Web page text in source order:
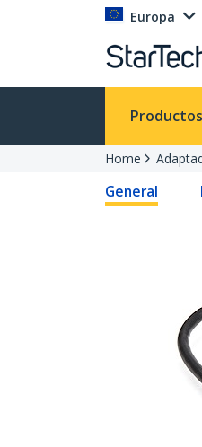
Europa
Productos
Home
General